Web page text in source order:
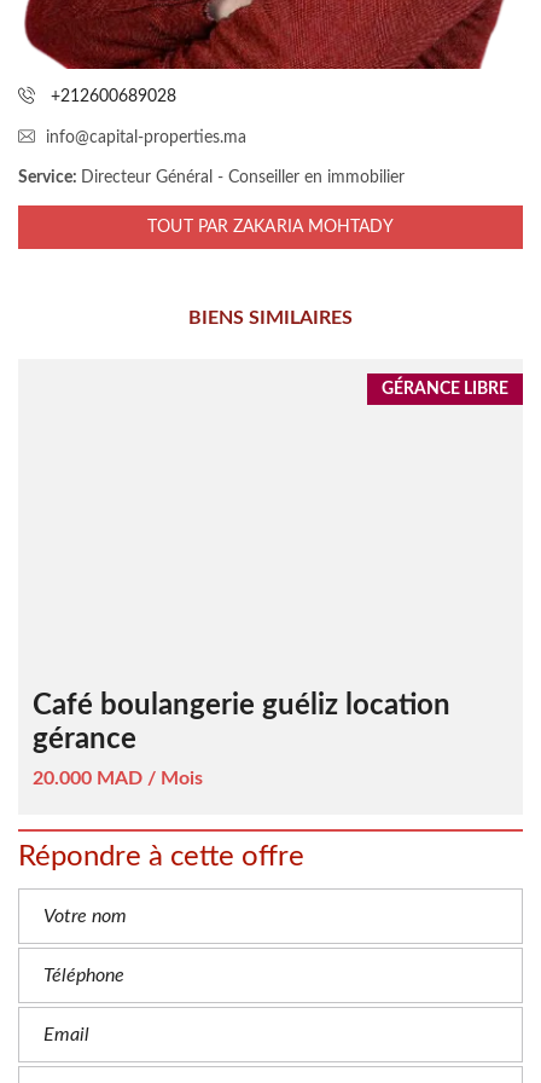
+212600689028
info@capital-properties.ma
Service: Directeur Général - Conseiller en immobilier
TOUT PAR ZAKARIA MOHTADY
BIENS SIMILAIRES
GÉRANCE LIBRE
Café boulangerie guéliz location
gérance
20.000 MAD / Mois
Répondre à cette offre